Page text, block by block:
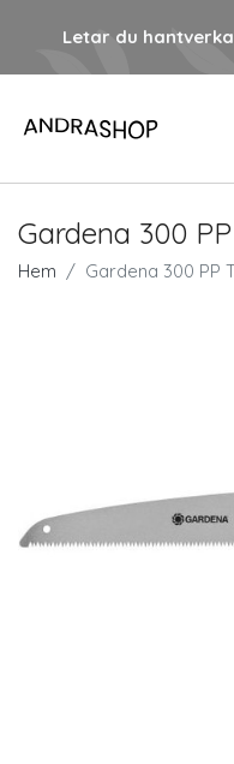
Letar du
Gardena 300
Hem Gardena 300 PP